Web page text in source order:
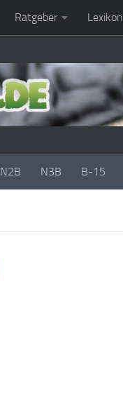
Ratgeber Lexikon
N2B N3B B-15